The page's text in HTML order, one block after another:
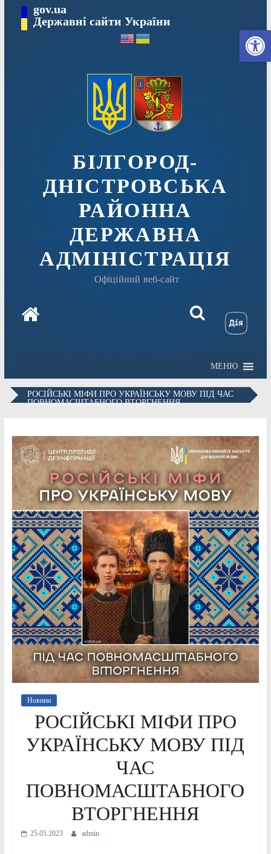
вмісту
gov.ua
Державні сайти України
БІЛГОРОД-
ДНІСТРОВСЬКА
РАЙОННА
ДЕРЖАВНА
АДМІНІСТРАЦІЯ
Офіційний веб-сайт
МЕНЮ
РОСІЙСЬКІ МІФИ ПРО УКРАЇНСЬКУ МОВУ ПІД ЧАС
ПОВНОМАСШТАБНОГО ВТОРГНЕННЯ
Новини
РОСІЙСЬКІ МІФИ ПРО
УКРАЇНСЬКУ МОВУ ПІД
ЧАС
ПОВНОМАСШТАБНОГО
ВТОРГНЕННЯ
25.05.2023 admin